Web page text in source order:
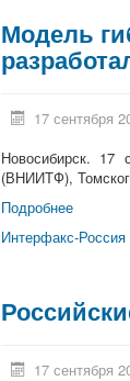
Модель
17 сентября
Новосибирск. 17
(ВНИИТФ),
Подробнее
Интерфакс-Россия
17 сентября